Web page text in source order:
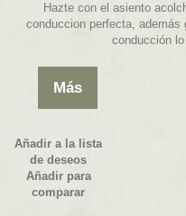
Hazte con el asiento
conduccion perfecta, además
conducción
Más
Añadir a la lista
de deseos
Añadir para
comparar